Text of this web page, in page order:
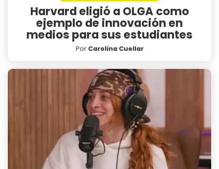
Harvard eligió a OLGA como
ejemplo de innovación en
medios para sus estudiantes
Por Carolina Cuellar